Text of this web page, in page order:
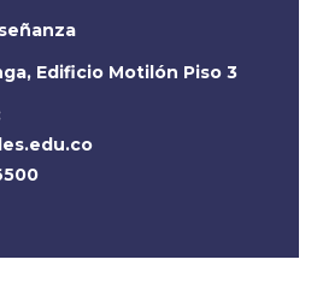
Edificio Motilón Piso 3